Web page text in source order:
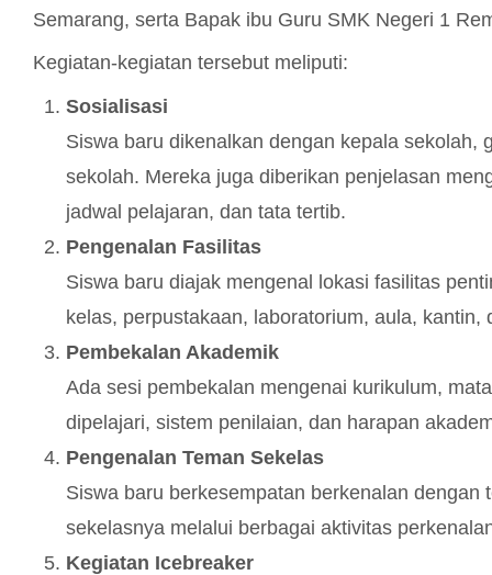
Semarang, serta Bapak ibu Guru SMK Negeri 1
Kegiatan-kegiatan tersebut meliputi:
Sosialisasi
Siswa baru dikenalkan dengan kepala sekolah,
sekolah. Mereka juga diberikan penjelasan
jadwal pelajaran, dan tata tertib.
Pengenalan Fasilitas
Siswa baru diajak mengenal lokasi fasilitas
kelas, perpustakaan, laboratorium, aula, kantin,
Pembekalan Akademik
Ada sesi pembekalan mengenai kurikulum,
dipelajari, sistem penilaian, dan harapan
Pengenalan Teman Sekelas
Siswa baru berkesempatan berkenalan dengan
sekelasnya melalui berbagai aktivitas
Kegiatan Icebreaker